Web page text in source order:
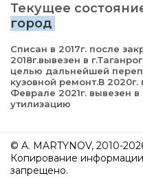
Текущее
город
Списан в 2017г. после
2018г.вывезен в
целью дальнейшей
кузовной ремонт.В
Феврале 2021г. вывезен
утилизацию
© A. MARTYNOV, 2010-
Копирование
запрещено.